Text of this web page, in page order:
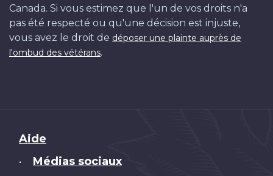
Canada. Si vous estimez que l'un de vos droits n'a
pas été respecté ou qu'une décision est injuste,
vous avez le droit de déposer une plainte auprès de
l'ombud des vétérans.
Brand
Aide
• Médias sociaux